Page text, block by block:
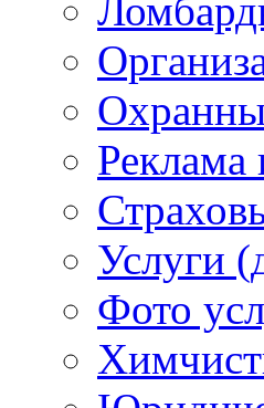
Услуги
Фото